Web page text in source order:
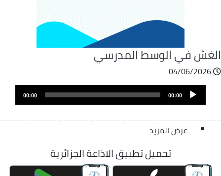
في الوسط المدرسي
04/06/2026
ملفAudio
Player
00:00
00:00
عرض المزيد
تحميل تطبيق الاذاعة الجزائرية